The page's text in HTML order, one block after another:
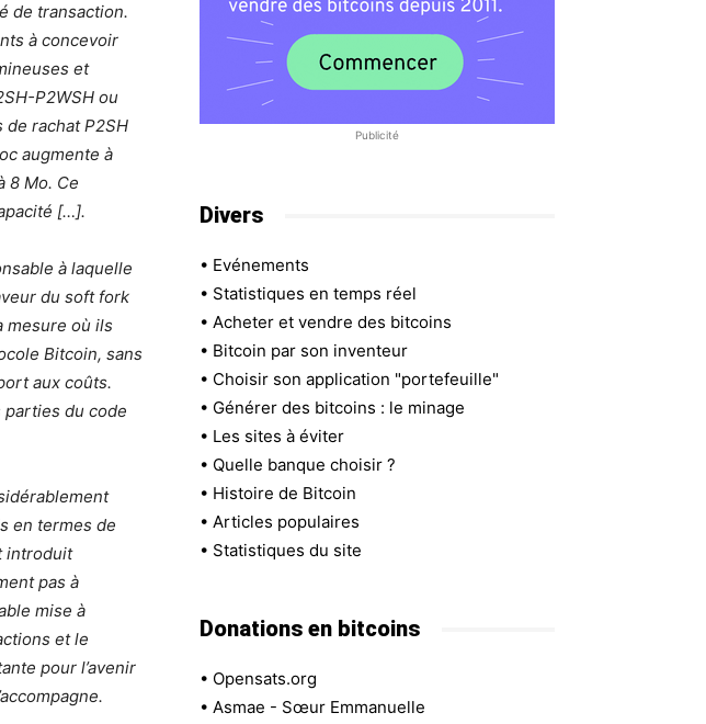
de transaction.
à concevoir
et
P2WSH ou
rachat P2SH
augmente à
8 Mo. Ce
[…].
à laquelle
du soft fork
mesure où ils
Bitcoin, sans
aux coûts.
parties du code
en termes de
introduit
pas à
mise à
et le
pour l’avenir
Publicité
Divers
• Evénements
• Statistiques en temps réel
• Acheter et vendre des bitcoins
• Bitcoin par son inventeur
• Choisir son application "portefeuille"
• Générer des bitcoins : le minage
• Les sites à éviter
• Quelle banque choisir ?
• Histoire de Bitcoin
• Articles populaires
• Statistiques du site
Donations en bitcoins
• Opensats.org
• Asmae - Sœur Emmanuelle